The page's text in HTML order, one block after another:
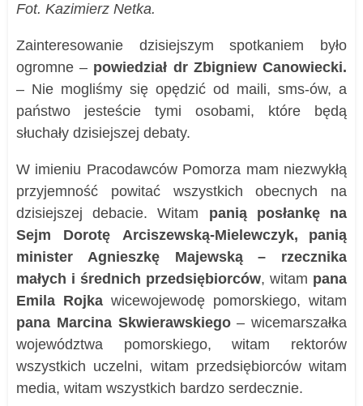
Fot. Kazimierz Netka.
Zainteresowanie dzisiejszym spotkaniem było
ogromne – powiedział dr Zbigniew Canowiecki.
– Nie mogliśmy się opędzić od maili, sms-ów, a
państwo jesteście tymi osobami, które będą
słuchały dzisiejszej debaty.
W imieniu Pracodawców Pomorza mam niezwykłą
przyjemność powitać wszystkich obecnych na
dzisiejszej debacie. Witam panią posłankę na
Sejm Dorotę Arciszewską-Mielewczyk,
panią
minister Agnieszkę Majewską – rzecznika
małych i średnich przedsiębiorców, witam pana
Emila Rojka wicewojewodę pomorskiego, witam
pana Marcina Skwierawskiego– wicemarszałka
województwa pomorskiego, witam rektorów
wszystkich uczelni, witam przedsiębiorców witam
media, witam wszystkich bardzo serdecznie.